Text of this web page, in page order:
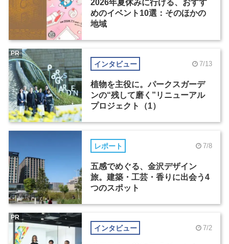
2026年夏休みに行ける、おすす
めのイベント10選：そのほかの
地域
インタビュー 7/13
植物を主役に。パークスガーデ
ンの“残して磨く”リニューアル
プロジェクト（1）
PR
レポート 7/8
五感でめぐる、金沢デザイン
旅。建築・工芸・香りに出会う4
つのスポット
インタビュー 7/2
PR